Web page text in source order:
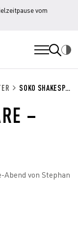
vom
SOKO SHAKESPEARE – MORD AUF DER HINTERBÜHNE
–
von Stephan